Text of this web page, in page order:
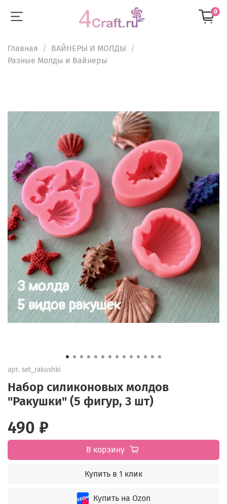
0
Главная
ВАЙНЕРЫ И МОЛДЫ
Разные Молды и Вайнеры
арт. set_rakushki
Набор силиконовых молдов
"Ракушки" (5 фигур, 3 шт)
490 ₽
В корзину
Купить в 1 клик
Купить на Ozon